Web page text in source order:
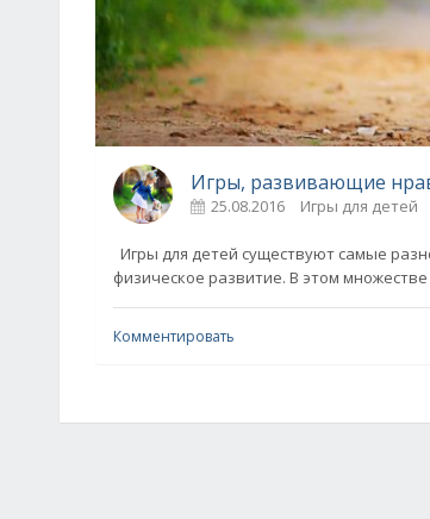
Игры, развивающие
25.08.2016 Игры для детей
Игры для детей существуют самые
физическое развитие. В этом
Комментировать